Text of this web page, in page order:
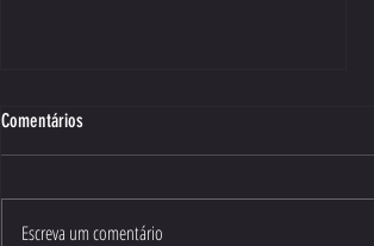
Comentários
Escreva um comentário